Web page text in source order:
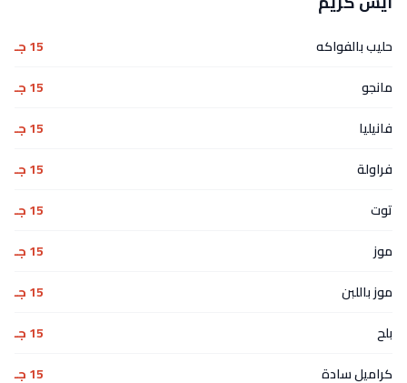
حليب بالفواكه
15 جـ
مانجو
15 جـ
فانيليا
15 جـ
فراولة
15 جـ
توت
15 جـ
موز
15 جـ
موز باللبن
15 جـ
بلح
15 جـ
كراميل سادة
15 جـ